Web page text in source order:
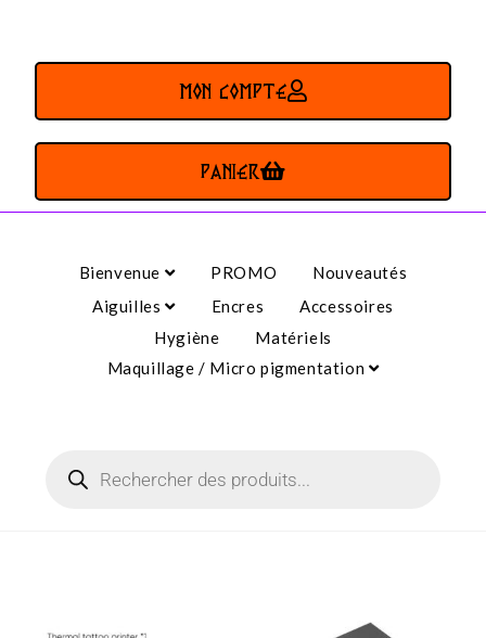
MON COMPTE
PANIER
Bienvenue PROMO
Nouveautés
Aiguilles
Encres
Accessoires
Hygiène
Matériels
Maquillage / Micro pigmentation